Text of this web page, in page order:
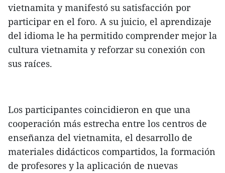
vietnamita y manifestó su satisfacción por
participar en el foro. A su juicio, el aprendizaje
del idioma le ha permitido comprender mejor la
cultura vietnamita y reforzar su conexión con
sus raíces.
Los participantes coincidieron en que una
cooperación más estrecha entre los centros de
enseñanza del vietnamita, el desarrollo de
materiales didácticos compartidos, la formación
de profesores y la aplicación de nuevas